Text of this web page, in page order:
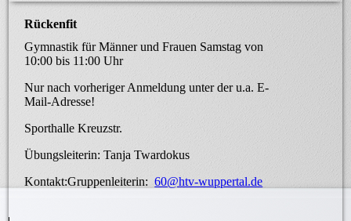
Rückenfit
Gymnastik für Männer und Frauen Samstag von
10:00 bis 11:00 Uhr
Nur nach vorheriger Anmeldung unter der u.a. E-
Mail-Adresse!
Sporthalle Kreuzstr.
Übungsleiterin: Tanja Twardokus
Kontakt:Gruppenleiterin:60@htv-wuppertal.de